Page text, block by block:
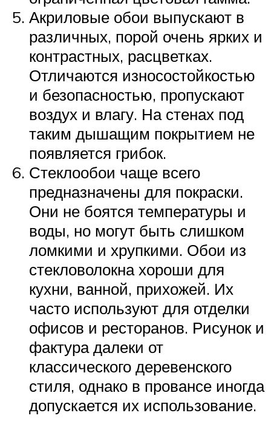
Акриловые обои выпускают в
различных, порой очень ярких и
контрастных, расцветках.
Отличаются износостойкостью
и безопасностью, пропускают
воздух и влагу. На стенах под
таким дышащим покрытием не
появляется грибок.
Стеклообои чаще всего
предназначены для покраски.
Они не боятся температуры и
воды, но могут быть слишком
ломкими и хрупкими. Обои из
стекловолокна хороши для
кухни, ванной, прихожей. Их
часто используют для отделки
офисов и ресторанов. Рисунок и
фактура далеки от
классического деревенского
стиля, однако в провансе иногда
допускается их использование.